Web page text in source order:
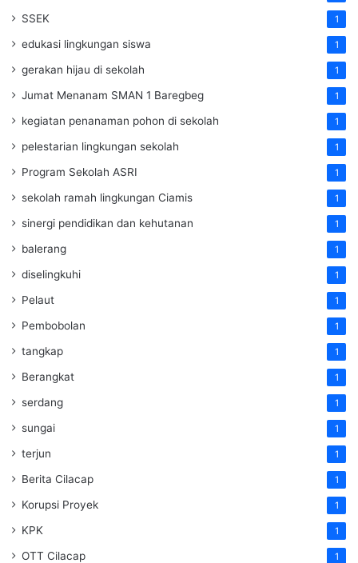
SSEK 1
edukasi lingkungan siswa 1
gerakan hijau di sekolah 1
Jumat Menanam SMAN 1 Baregbeg 1
kegiatan penanaman pohon di sekolah 1
pelestarian lingkungan sekolah 1
Program Sekolah ASRI 1
sekolah ramah lingkungan Ciamis 1
sinergi pendidikan dan kehutanan 1
balerang 1
diselingkuhi 1
Pelaut 1
Pembobolan 1
tangkap 1
Berangkat 1
serdang 1
sungai 1
terjun 1
Berita Cilacap 1
Korupsi Proyek 1
KPK 1
OTT Cilacap 1